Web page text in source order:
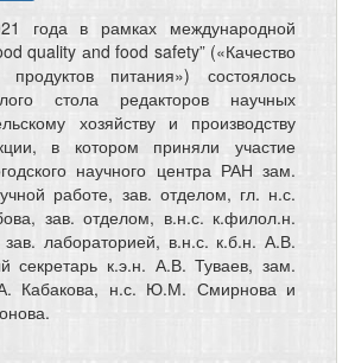
года в рамках международной
quality аnd food safety” («Качество
питания») состоялось
стола редакторов научных
хозяйству и производству
в котором приняли участие
научного центра РАН зам.
работе, зав. отделом, гл. н.с.
зав. отделом, в.н.с. к.филол.н.
лабораторией, в.н.с. к.б.н. А.В.
секретарь к.э.н. А.В. Туваев, зам.
Кабакова, н.с. Ю.М. Смирнова и